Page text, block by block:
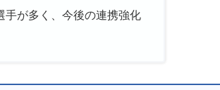
手が多く、今後の連携強化